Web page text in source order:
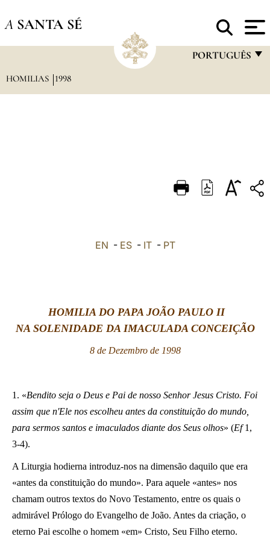
A SANTA SÉ
PORTUGUÊS
DEUTSCH
HOMILIAS 1998
EN - ES- IT- PT
HOMILIA DO PAPA JOÃO PAULO II
NA SOLENIDADE DA IMACULADA CONCEIÇÃO
8 de Dezembro de 1998
1. «Bendito seja o Deus e Pai de nosso Senhor Jesus Cristo. Foi
assim que n'Ele nos escolheu antes da constituição do mundo,
para sermos santos e imaculados diante dos Seus olhos» (Ef1,
3-4).
A Liturgia hodierna introduz-nos na dimensão daquilo que era
«antes da constituição do mundo». Para aquele «antes» nos
chamam outros textos do Novo Testamento, entre os quais o
admirável Prólogo do Evangelho de João. Antes da criação, o
eterno Pai escolhe o homem «em» Cristo, Seu Filho eterno.